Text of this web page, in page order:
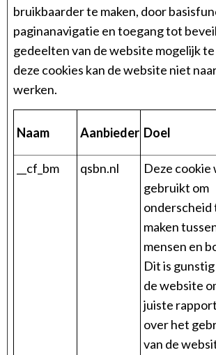
bruikbaarder te maken, door
paginanavigatie en toegang tot
gedeelten van de website mogelijk
deze cookies kan de website niet
werken.
Naam Aanbieder Doel
__cf_bm
qsbn.nl
Deze cookie
gebruikt om
onderscheid
maken
mensen en
Dit is
de website
juiste
over het
van de